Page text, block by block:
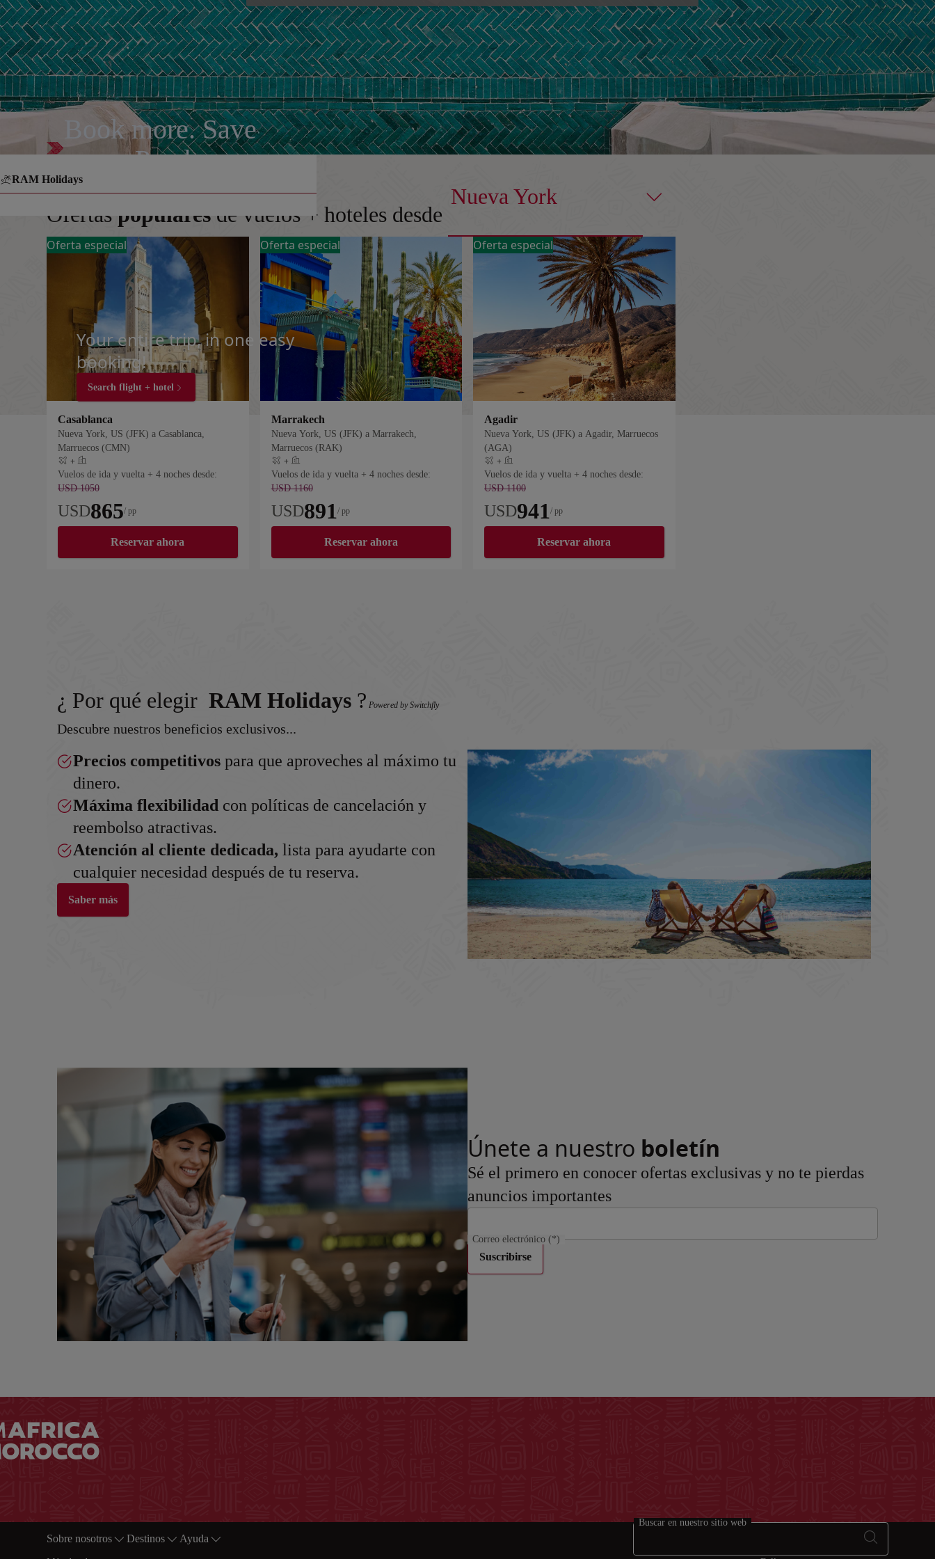
Book more. Save
more. Pay less.
Your entire trip, in one easy
booking!
Search flight + hotel
RAM Holidays
Ofertas populares de vuelos + hoteles desde
Nueva York
Oferta especial
Casablanca
Nueva York, US (JFK) a Casablanca,
Marruecos (CMN)
+
Vuelo más hotel
Vuelos de ida y vuelta + 4 noches desde:
USD 1050
USD865/ pp
Reservar ahora
Oferta especial
Marrakech
Nueva York, US (JFK) a Marrakech,
Marruecos (RAK)
+
Vuelo más hotel
Vuelos de ida y vuelta + 4 noches desde:
USD 1160
USD891/ pp
Reservar ahora
Oferta especial
Agadir
Nueva York, US (JFK) a Agadir, Marruecos
(AGA)
+
Vuelo más hotel
Vuelos de ida y vuelta + 4 noches desde:
USD 1100
USD941/ pp
Reservar ahora
¿ Por qué elegir RAM Holidays ? Powered by Switchfly
Descubre nuestros beneficios exclusivos...
Precios competitivos para que aproveches al máximo tu
dinero.
Máxima flexibilidad con políticas de cancelación y
reembolso atractivas.
Atención al cliente dedicada, lista para ayudarte con
cualquier necesidad después de tu reserva.
Saber más
Únete a nuestro boletín
Sé el primero en conocer ofertas exclusivas y no te pierdas
anuncios importantes
Correo electrónico (*)
Suscribirse
Footer Mapa del sitio
Sobre nosotros Destinos Ayuda
Buscar en nuestro sitio web